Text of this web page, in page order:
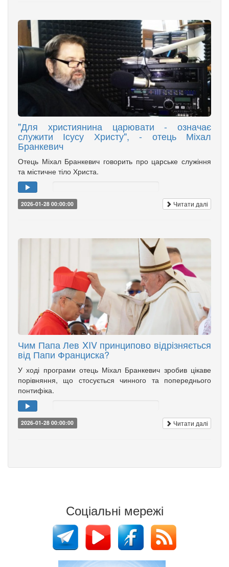
"Для християнина царювати - означає
служити Ісусу Христу", - отець Міхал
Бранкевич
Отець Міхал Бранкевич говорить про царське служіння
та містичне тіло Христа.
2026-01-28 00:00:00 Читати далі
Чим Папа Лев XIV принципово відрізняється
від Папи Франциска?
У ході програми отець Міхал Бранкевич зробив цікаве
порівняння, що стосується чинного та попереднього
понтифіка.
2026-01-28 00:00:00 Читати далі
Соціальні мережі